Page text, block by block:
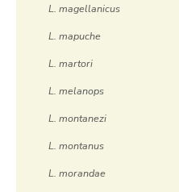
L. magellanicus
L. mapuche
L. martori
L. melanops
L. montanezi
L. montanus
L. morandae